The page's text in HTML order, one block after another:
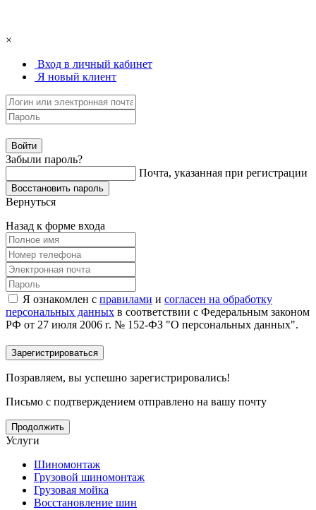
×
Вход в личный кабинет
Я новый клиент
Забыли пароль?
Почта, указанная при регистрации
Вернуться
Назад к форме входа
Я ознакомлен с правилами и согласен на обработку
персональных данных в соответствии с Федеральным законом
РФ от 27 июля 2006 г. № 152-ФЗ "О персональных данных".
Позравляем, вы успешно зарегистрировались!
Письмо с подтверждением отправлено на вашу почту
Продолжить
Услуги
Шиномонтаж
Грузовой шиномонтаж
Грузовая мойка
Восстановление шин